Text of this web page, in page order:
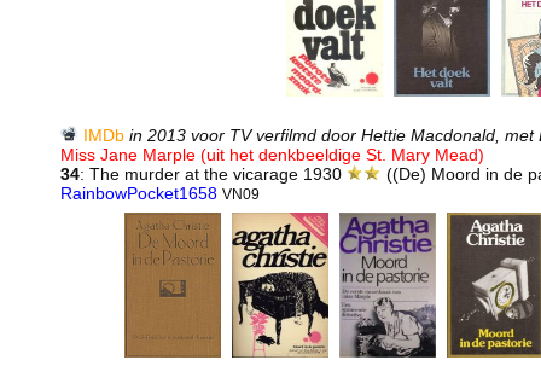
IMDb in 2013 voor TV verfilmd door Hettie Macdonald, met
Miss Jane Marple (uit het denkbeeldige St. Mary Mead)
34: The murder at the vicarage 1930
((De) Moord in de
RainbowPocket1658 VN09